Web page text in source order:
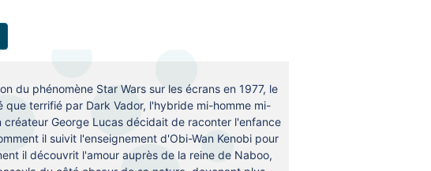
du phénomène Star Wars sur les écrans en 1977, le
que terrifié par Dark Vador, l'hybride mi-homme mi-
créateur George Lucas décidait de raconter l'enfance
il suivit l'enseignement d'Obi-Wan Kenobi pour
il découvrit l'amour auprès de la reine de Naboo,